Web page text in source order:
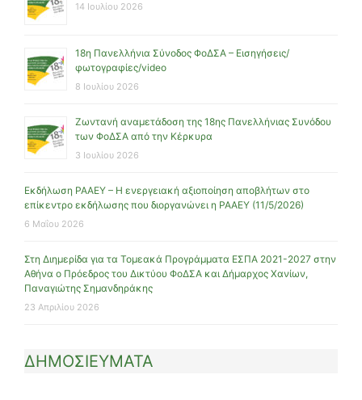
14 Ιουλίου 2026
18η Πανελλήνια Σύνοδος ΦοΔΣΑ – Εισηγήσεις/
φωτογραφίες/video
8 Ιουλίου 2026
Ζωντανή αναμετάδοση της 18ης Πανελλήνιας Συνόδου
των ΦοΔΣΑ από την Κέρκυρα
3 Ιουλίου 2026
Εκδήλωση ΡΑΑΕΥ – Η ενεργειακή αξιοποίηση αποβλήτων στο
επίκεντρο εκδήλωσης που διοργανώνει η ΡΑΑΕΥ (11/5/2026)
6 Μαΐου 2026
Στη Διημερίδα για τα Τομεακά Προγράμματα ΕΣΠΑ 2021-2027 στην
Αθήνα ο Πρόεδρος του Δικτύου ΦοΔΣΑ και Δήμαρχος Χανίων,
Παναγιώτης Σημανδηράκης
23 Απριλίου 2026
ΔΗΜΟΣΙΕΥΜΑΤΑ